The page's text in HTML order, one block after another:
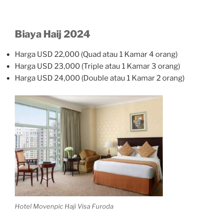
Biaya Haij 2024
Harga USD 22,000 (Quad atau 1 Kamar 4 orang)
Harga USD 23,000 (Triple atau 1 Kamar 3 orang)
Harga USD 24,000 (Double atau 1 Kamar 2 orang)
Hotel Movenpic Haji Visa Furoda